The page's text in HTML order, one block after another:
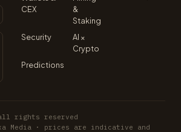
CEX
&
Staking
Security
AI ×
Crypto
Predictions
rights reserved
Media · prices are indicative and